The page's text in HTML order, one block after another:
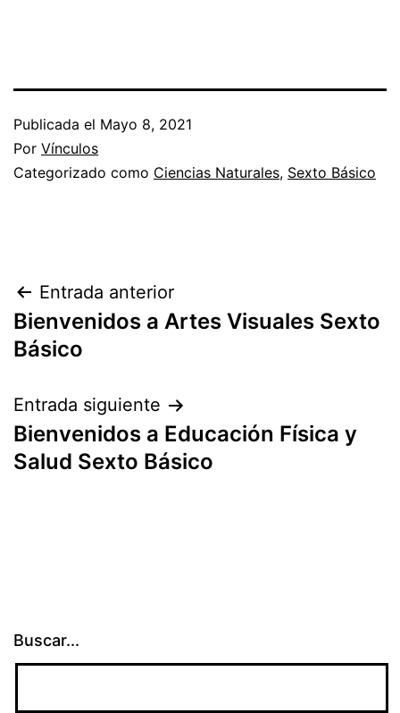
Publicada el Mayo 8, 2021
Por Vínculos
Categorizado como Ciencias Naturales, Sexto Básico
Navegación
de
Entrada anterior
Bienvenidos a Artes Visuales Sexto
Básico
Entrada siguiente
Bienvenidos a Educación Física y
Salud Sexto Básico
Buscar...